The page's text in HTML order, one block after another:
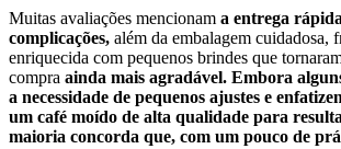
Muitas avaliações mencionam a entrega
complicações, além da embalagem cuidadosa,
enriquecida com pequenos brindes que
compra ainda mais agradável. Embora
a necessidade de pequenos ajustes e
um café moído de alta qualidade para
maioria concorda que, com um pouco de